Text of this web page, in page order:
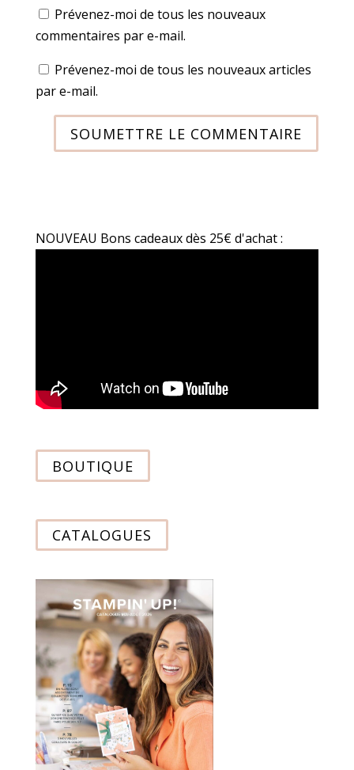
Prévenez-moi de tous les nouveaux
commentaires par e-mail.
Prévenez-moi de tous les nouveaux articles
par e-mail.
SOUMETTRE LE COMMENTAIRE
NOUVEAU Bons cadeaux dès 25€ d'achat :
BOUTIQUE
CATALOGUES